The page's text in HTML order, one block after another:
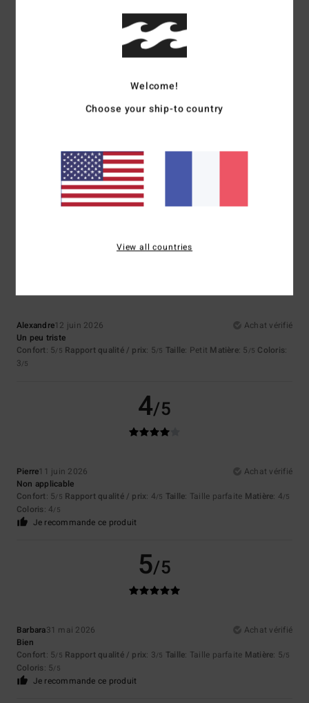
4.3
5/5
Jose Maria8 juillet 2026
Bonne qualité
Afficher original - Castellano
Confort: 5/5 Rapport qualité / prix : 5/5 Matière : 5/5 Coloris
4
Alexandre12 juin 2026
Achat vérifié
Un peu triste
Confort: 5/5 Rapport qualité / prix: 5/5 Taille: Petit Matière: 5 /5 Coloris:
3/5
4/5
Pierre11 juin 2026
Achat vérifié
Non applicable
Confort: 5/5 Rapport qualité / prix: 4/5 Taille: Taille parfaite Matière: 4/5
Coloris: 4/5
Je recommande ce produit
5/5
Barbara31 mai 2026
Achat vérifié
Bien
Confort: 5/5 Rapport qualité / prix: 3/5 Taille: Taille parfaite Matière: 5/5
Coloris: 5/5
Je recommande ce produit
Welcome!
Choose your ship-to country
View all countries